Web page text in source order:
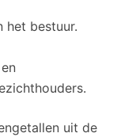
het bestuur.
uit de